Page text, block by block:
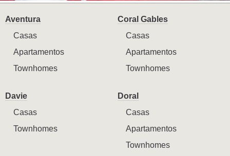
Aventura
Casas
Apartamentos
Townhomes
Coral Gables
Casas
Apartamentos
Townhomes
Davie
Casas
Townhomes
Doral
Casas
Apartamentos
Townhomes